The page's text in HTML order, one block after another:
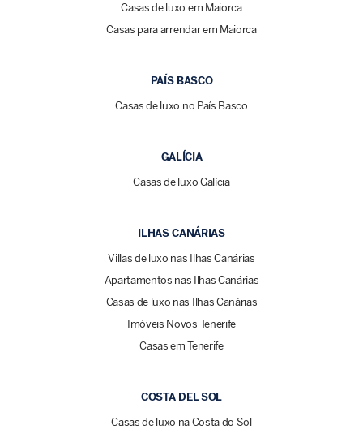
Casas de luxo em Maiorca
Casas para arrendar em Maiorca
PAÍS BASCO
Casas de luxo no País Basco
GALÍCIA
Casas de luxo Galícia
ILHAS CANÁRIAS
Villas de luxo nas Ilhas Canárias
Apartamentos nas Ilhas Canárias
Casas de luxo nas Ilhas Canárias
Imóveis Novos Tenerife
Casas em Tenerife
COSTA DEL SOL
Casas de luxo na Costa do Sol